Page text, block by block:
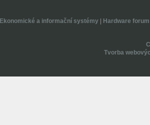
Ekonomické a informační systémy| Hardware forum
Tvorba